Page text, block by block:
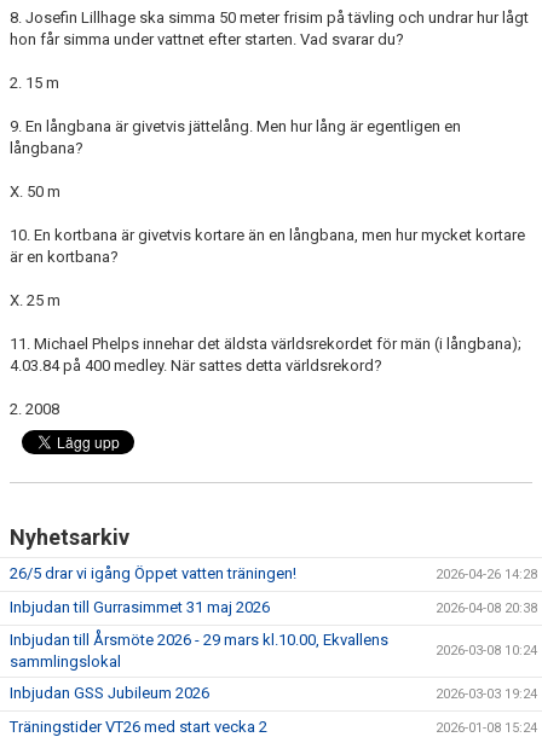
8. Josefin Lillhage ska simma 50 meter frisim på tävling och undrar hur lågt
hon får simma under vattnet efter starten. Vad svarar du?
2. 15 m
9. En långbana är givetvis jättelång. Men hur lång är egentligen en
långbana?
X. 50 m
10. En kortbana är givetvis kortare än en långbana, men hur mycket kortare
är en kortbana?
X. 25 m
11. Michael Phelps innehar det äldsta världsrekordet för män (i långbana);
4.03.84 på 400 medley. När sattes detta världsrekord?
2. 2008
Nyhetsarkiv
26/5 drar vi igång Öppet vatten träningen! 2026-04-26 14:28
Inbjudan till Gurrasimmet 31 maj 2026 2026-04-08 20:38
Inbjudan till Årsmöte 2026 - 29 mars kl.10.00, Ekvallens
sammlingslokal
2026-03-08 10:24
Inbjudan GSS Jubileum 2026 2026-03-03 19:24
Träningstider VT26 med start vecka 2 2026-01-08 15:24